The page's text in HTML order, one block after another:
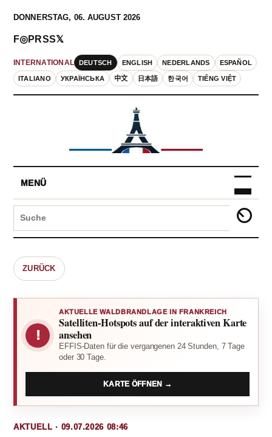
DONNERSTAG, 06. AUGUST 2026
INTERNATIONAL DEUTSCH ENGLISH NEDERLANDS ESPAÑOL
ITALIANO УКРАЇНСЬКА 中文 日本語 한국어 TIẾNG VIỆT
F◎PRSS𝕏
MENÜ
ZURÜCK
!
AKTUELLE WALDBRANDLAGE IN FRANKREICH
Satelliten-Hotspots auf der interaktiven Karte
ansehen
EFFIS-Daten für die vergangenen 24 Stunden, 7 Tage
oder 30 Tage.
KARTE ÖFFNEN →
AKTUELL · 09.07.2026 08:46